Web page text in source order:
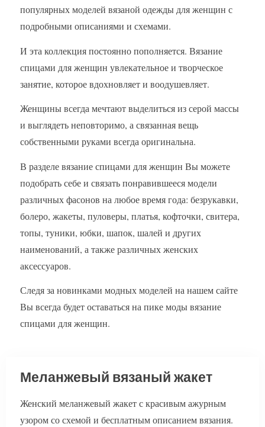
популярных моделей вязаной одежды для женщин с
подробными описаниями и схемами.
И эта коллекция постоянно пополняется. Вязание
спицами для женщин увлекательное и творческое
занятие, которое вдохновляет и воодушевляет.
Женщины всегда мечтают выделиться из серой массы
и выглядеть неповторимо, а связанная вещь
собственными руками всегда оригинальна.
В разделе вязание спицами для женщин Вы можете
подобрать себе и связать понравившееся модели
различных фасонов на любое время года: безрукавки,
болеро, жакеты, пуловеры, платья, кофточки, свитера,
топы, туники, юбки, шапок, шалей и других
наименований, а также различных женских
аксессуаров.
Следя за новинками модных моделей на нашем сайте
Вы всегда будет оставаться на пике моды вязание
спицами для женщин.
Меланжевый вязаный жакет
Женский меланжевый жакет с красивым ажурным
узором со схемой и бесплатным описанием вязания.